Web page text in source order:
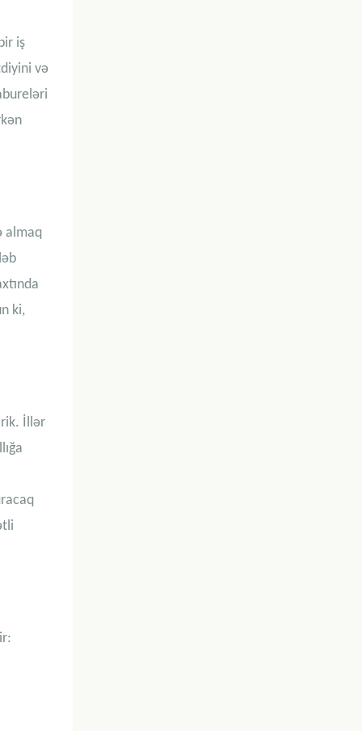
iş
və
almaq
ki,
İllər